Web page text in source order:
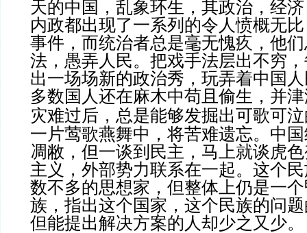
天的中国，乱象环生，其政治，经
内政都出现了一系列的令人愤概无
事件，而统治者总是毫无愧疚，他
法，愚弄人民。把戏手法层出不穷
出一场场新的政治秀，玩弄着中国
多数国人还在麻木中苟且偷生，并
灾难过后，总是能够发掘出可歌可
一片莺歌燕舞中，将苦难遗忘。中
凋敝，但一谈到民主，马上就谈虎
主义，外部势力联系在一起。这个
数不多的思想家，但整体上仍是一
族，指出这个国家，这个民族的问
但能提出解决方案的人却少之又少。